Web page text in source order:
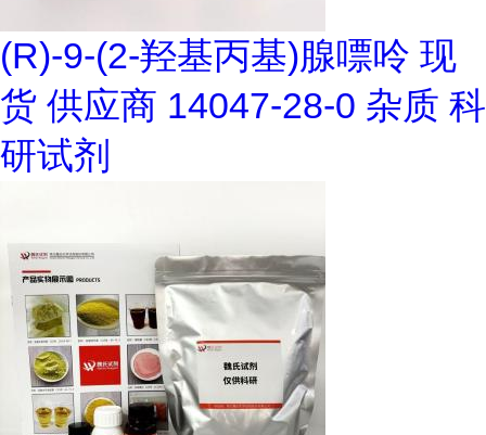
(R)-9-(2-羟基丙基)腺嘌呤 现
货 供应商 14047-28-0 杂质 科
研试剂